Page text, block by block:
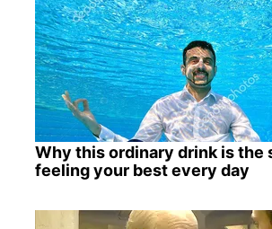
Why this ordinary drink is the
feeling your best every day